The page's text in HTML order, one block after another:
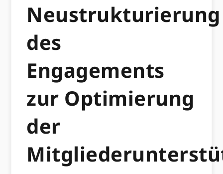
Neustrukturierung
des
Engagements
zur Optimierung
der